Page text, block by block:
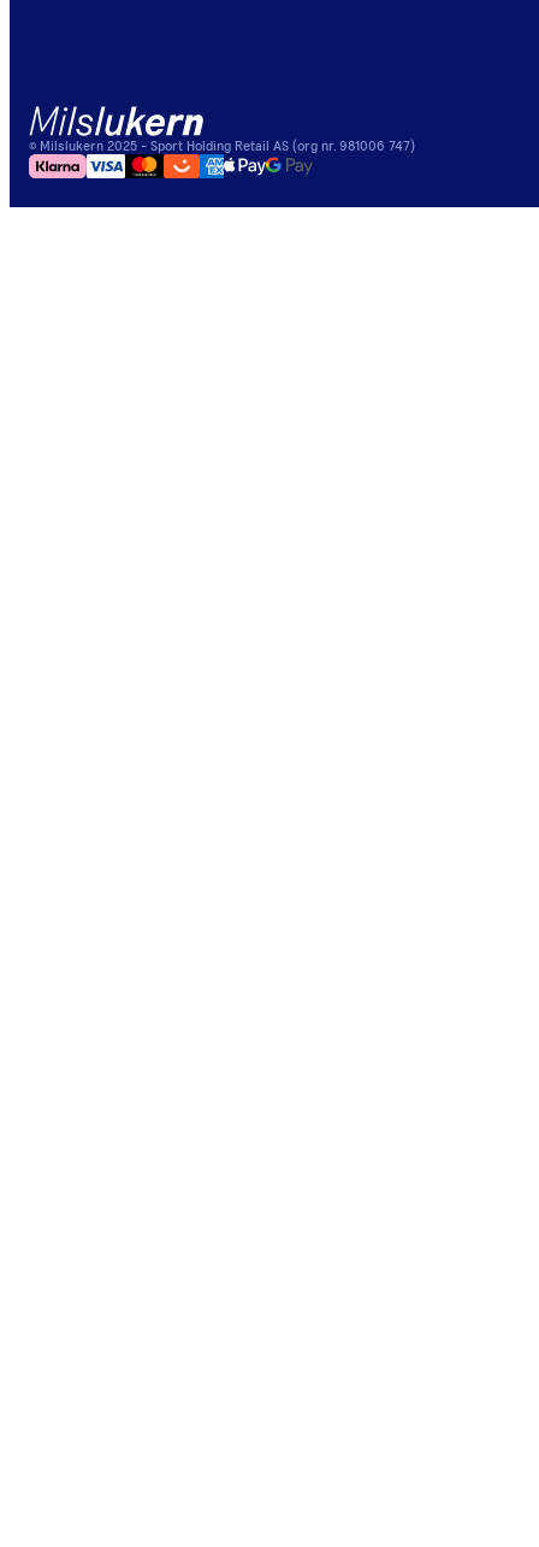
© Milslukern 2025 - Sport Holding Retail AS (org nr. 981006 747)